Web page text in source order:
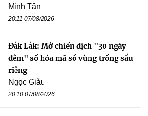
Minh Tân
20:11 07/08/2026
Đắk Lắk: Mở chiến dịch "30 ngày
đêm" số hóa mã số vùng trồng sầu
riêng
Ngọc Giàu
20:10 07/08/2026